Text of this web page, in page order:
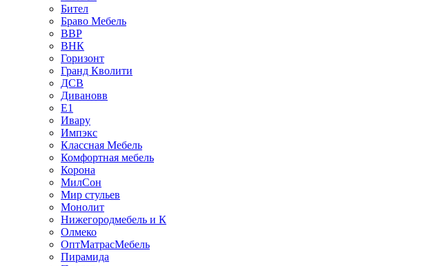
Бител
Браво Мебель
ВВР
ВНК
Горизонт
Гранд Кволити
ДСВ
Дивановв
Е1
Ивару
Импэкс
Классная Мебель
Комфортная мебель
Корона
МилСон
Мир стульев
Монолит
Нижегородмебель и К
Олмеко
ОптМатрасМебель
Пирамида